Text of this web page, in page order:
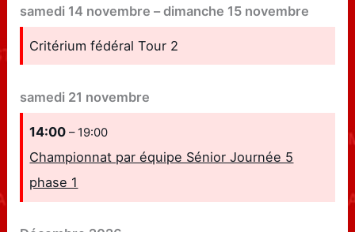
samedi 14 novembre –dimanche 15 novembre
Critérium fédéral Tour 2
samedi 21 novembre
14:00– 19:00
Championnat par équipe Sénior Journée 5
phase 1